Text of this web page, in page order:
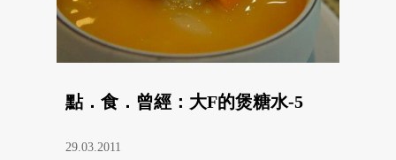
點．食．曾經：大F的煲糖水-5
29.03.2011